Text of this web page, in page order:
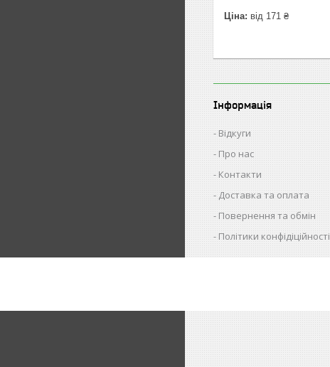
Ціна: від 171 ₴
Інформація
Відкуги
Про нас
Контакти
Доставка та оплата
Повернення та обмін
Політики конфідіційності